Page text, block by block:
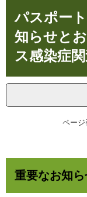
パスポー
知らせと
ス感染症関
ページ
重要なお知ら